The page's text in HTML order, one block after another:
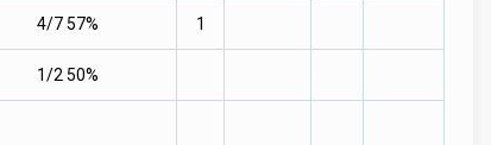
4/7 57% 1
1/2 50%